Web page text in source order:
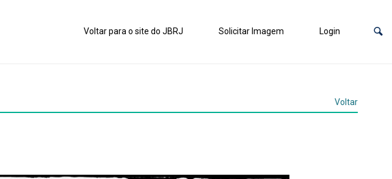
Voltar para o site do JBRJ Solicitar Imagem Login
Voltar